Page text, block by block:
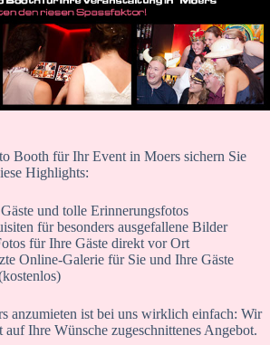
Booth für Ihr Event in Moers sichern Sie
Highlights:
und tolle Erinnerungsfotos
für besonders ausgefallene Bilder
für Ihre Gäste direkt vor Ort
Online-Galerie für Sie und Ihre Gäste
anzumieten ist bei uns wirklich einfach: Wir
auf Ihre Wünsche zugeschnittenes Angebot.